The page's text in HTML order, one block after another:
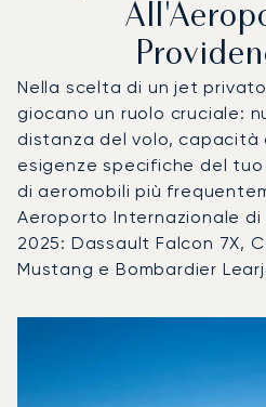
Nella scelta di un jet
giocano un ruolo cruciale:
distanza del volo, capacità
esigenze specifiche del tuo
di aeromobili più
Aeroporto Internazionale di
2025: Dassault Falcon 7X,
Mustang e Bombardier